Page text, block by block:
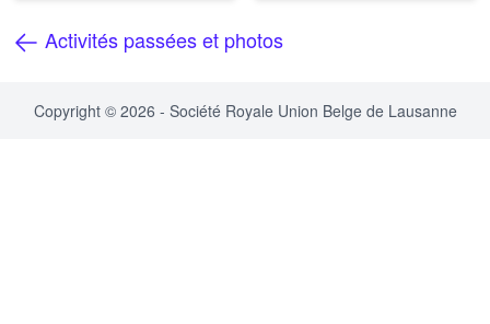
Activités passées et photos
Copyright © 2026 - Société Royale Union Belge de Lausanne